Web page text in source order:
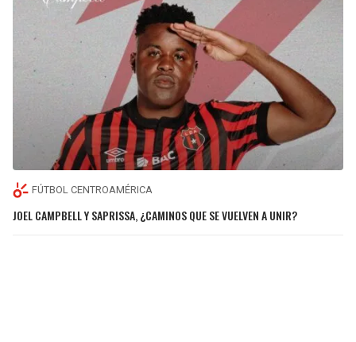
FÚTBOL CENTROAMÉRICA
JOEL CAMPBELL Y SAPRISSA, ¿CAMINOS QUE SE VUELVEN A UNIR?